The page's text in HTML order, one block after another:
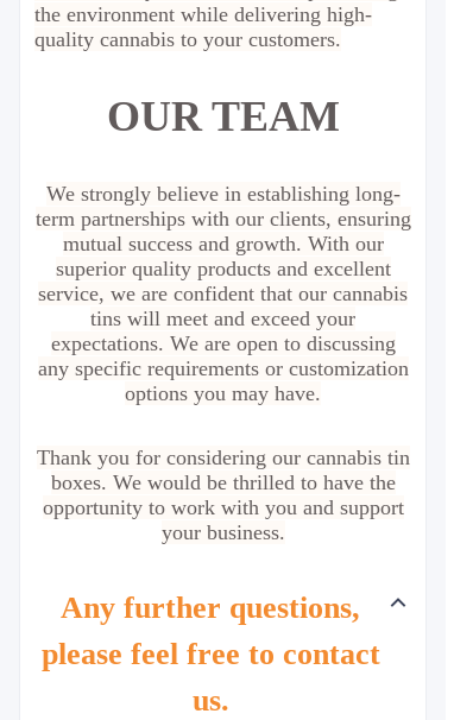
the environment while delivering high-
quality cannabis to your customers.
OUR TEAM
We strongly believe in establishing long-
term partnerships with our clients, ensuring
mutual success and growth. With our
superior quality products and excellent
service, we are confident that our cannabis
tins will meet and exceed your
expectations. We are open to discussing
any specific requirements or customization
options you may have.
Thank you for considering our cannabis tin
boxes. We would be thrilled to have the
opportunity to work with you and support
your business.
Any further questions,
please feel free to contact
us.